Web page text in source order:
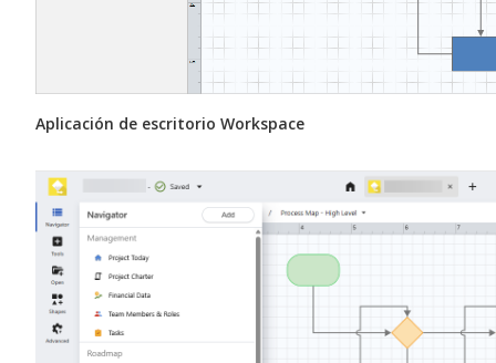
Aplicación de escritorio Workspace